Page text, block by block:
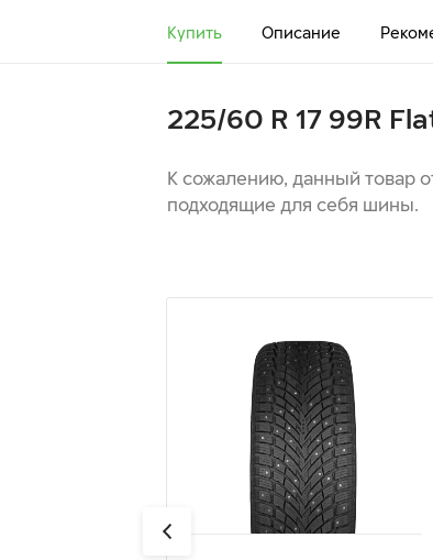
Купить Описание
225/60 R 17 99R
К сожалению, данный товар
подходящие для себя шины.
Ikon Autograph Ice 10 SUV
225/60 R 17 103T XL